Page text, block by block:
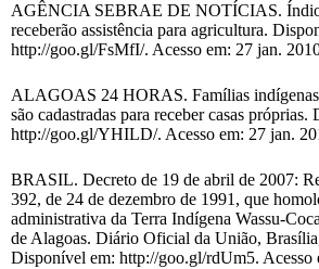
AGÊNCIA SEBRAE DE NOTÍCIAS.
receberão assistência para agricultura.
http://goo.gl/FsMfI/. Acesso em: 27 jan.
ALAGOAS 24 HORAS. Famílias indígenas
são cadastradas para receber casas próprias.
http://goo.gl/YHILD/. Acesso em: 27 jan.
BRASIL. Decreto de 19 de abril de 2007:
392, de 24 de dezembro de 1991, que
administrativa da Terra Indígena Wassu-
de Alagoas. Diário Oficial da União,
Disponível em: http://goo.gl/rdUm5. Acesso